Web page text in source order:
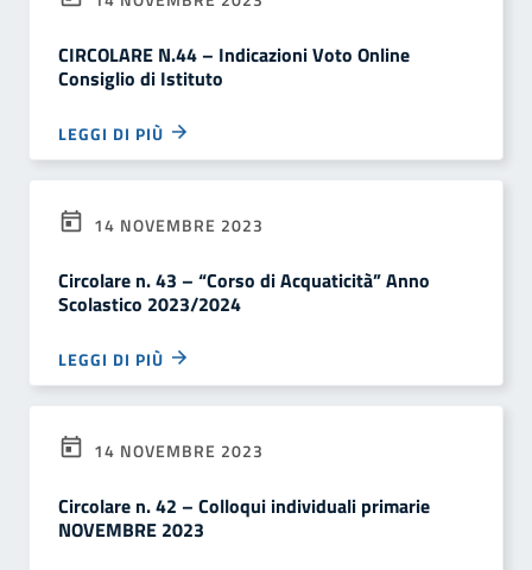
CIRCOLARE N.44 – Indicazioni Voto Online
Consiglio di Istituto
LEGGI DI PIÙ
14 NOVEMBRE 2023
Circolare n. 43 – “Corso di Acquaticità” Anno
Scolastico 2023/2024
LEGGI DI PIÙ
14 NOVEMBRE 2023
Circolare n. 42 – Colloqui individuali primarie
NOVEMBRE 2023